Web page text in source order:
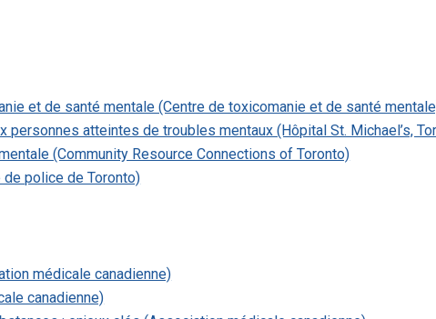
et de santé mentale (Centre de toxicomanie et de santé
atteintes de troubles mentaux (Hôpital St. Michael’s,
(Community Resource Connections of Toronto)
police de Toronto)
médicale canadienne)
canadienne)